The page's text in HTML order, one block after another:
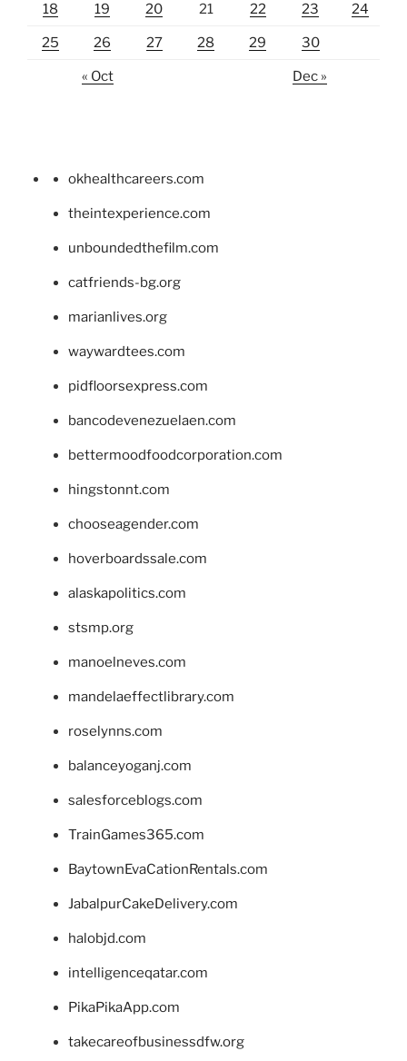
18 19 20 21 22 23 24
25 26 27 28 29 30
« Oct Dec »
okhealthcareers.com
theintexperience.com
unboundedthefilm.com
catfriends-bg.org
marianlives.org
waywardtees.com
pidfloorsexpress.com
bancodevenezuelaen.com
bettermoodfoodcorporation.com
hingstonnt.com
chooseagender.com
hoverboardssale.com
alaskapolitics.com
stsmp.org
manoelneves.com
mandelaeffectlibrary.com
roselynns.com
balanceyoganj.com
salesforceblogs.com
TrainGames365.com
BaytownEvaCationRentals.com
JabalpurCakeDelivery.com
halobjd.com
intelligenceqatar.com
PikaPikaApp.com
takecareofbusinessdfw.org